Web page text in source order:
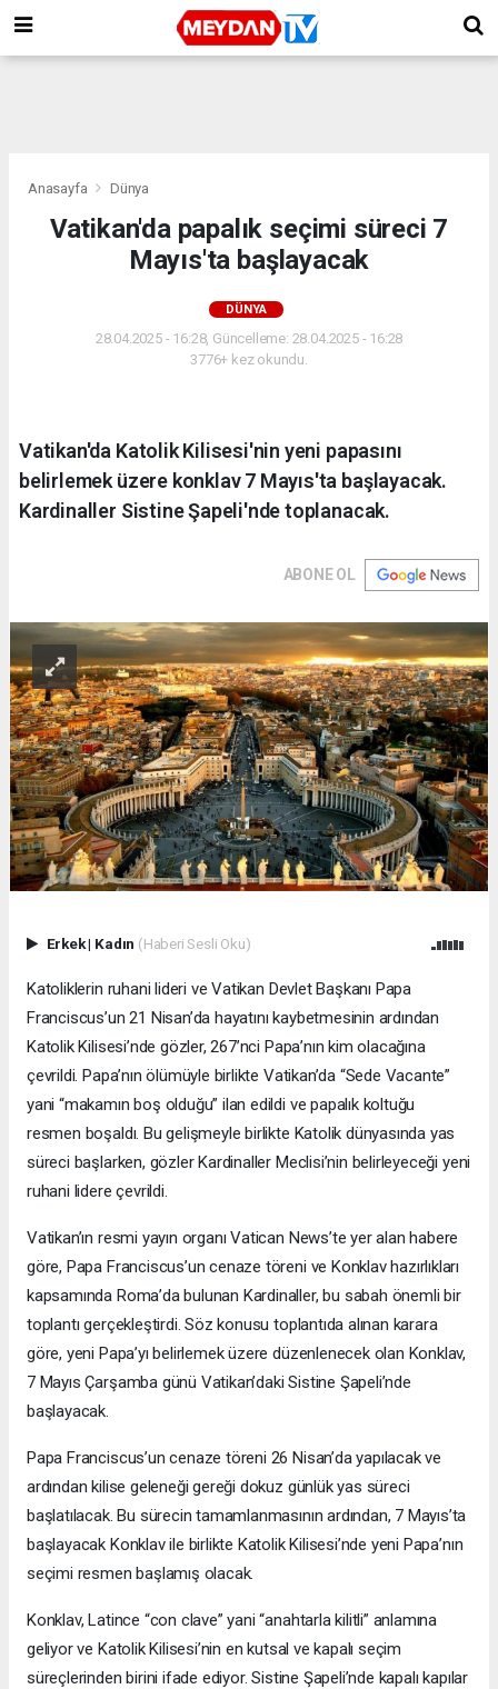
Anasayfa Dünya
Vatikan'da papalık seçimi süreci 7
Mayıs'ta başlayacak
DÜNYA
28.04.2025 - 16:28, Güncelleme: 28.04.2025 - 16:28
3776+ kez okundu.
Vatikan'da Katolik Kilisesi'nin yeni papasını
belirlemek üzere konklav 7 Mayıs'ta başlayacak.
Kardinaller Sistine Şapeli'nde toplanacak.
ABONE OL
Erkek| Kadın (Haberi Sesli Oku)
Katoliklerin ruhani lideri ve Vatikan Devlet Başkanı Papa
Franciscus’un 21 Nisan’da hayatını kaybetmesinin ardından
Katolik Kilisesi’nde gözler, 267’nci Papa’nın kim olacağına
çevrildi. Papa’nın ölümüyle birlikte Vatikan’da “Sede Vacante”
yani “makamın boş olduğu” ilan edildi ve papalık koltuğu
resmen boşaldı. Bu gelişmeyle birlikte Katolik dünyasında yas
süreci başlarken, gözler Kardinaller Meclisi’nin belirleyeceği yeni
ruhani lidere çevrildi.
Vatikan’ın resmi yayın organı Vatican News’te yer alan habere
göre, Papa Franciscus’un cenaze töreni ve Konklav hazırlıkları
kapsamında Roma’da bulunan Kardinaller, bu sabah önemli bir
toplantı gerçekleştirdi. Söz konusu toplantıda alınan karara
göre, yeni Papa’yı belirlemek üzere düzenlenecek olan Konklav,
7 Mayıs Çarşamba günü Vatikan’daki Sistine Şapeli’nde
başlayacak.
Papa Franciscus’un cenaze töreni 26 Nisan’da yapılacak ve
ardından kilise geleneği gereği dokuz günlük yas süreci
başlatılacak. Bu sürecin tamamlanmasının ardından, 7 Mayıs’ta
başlayacak Konklav ile birlikte Katolik Kilisesi’nde yeni Papa’nın
seçimi resmen başlamış olacak.
Konklav, Latince “con clave” yani “anahtarla kilitli” anlamına
geliyor ve Katolik Kilisesi’nin en kutsal ve kapalı seçim
süreçlerinden birini ifade ediyor. Sistine Şapeli’nde kapalı kapılar